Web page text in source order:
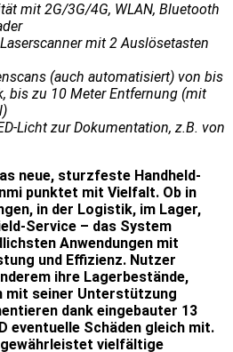
mit 2G/3G/4G, WLAN, Bluetooth
mit 2 Auslösetasten
(auch automatisiert) von bis
bis zu 10 Meter Entfernung (mit
Licht zur Dokumentation, z.B. von
neue, sturzfeste Handheld-
punktet mit Vielfalt. Ob in
in der Logistik, im Lager,
Service – das System
Anwendungen mit
und Effizienz. Nutzer
ihre Lagerbestände,
mit seiner Unterstützung
dank eingebauter 13
eventuelle Schäden gleich mit.
gewährleistet vielfältige